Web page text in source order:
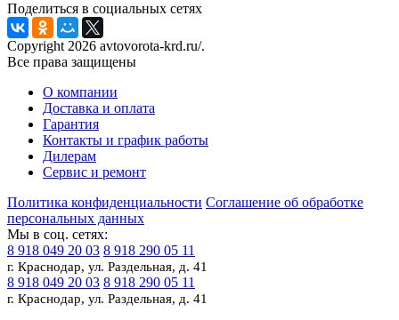
Поделиться в социальных сетях
Copyright 2026 avtovorota-krd.ru/.
Все права защищены
О компании
Доставка и оплата
Гарантия
Контакты и график работы
Дилерам
Сервис и ремонт
Политика конфиденциальности Соглашение об обработке
персональных данных
Мы в соц. сетях:
8 918 049 20 03 8 918 290 05 11
г. Краснодар, ул. Раздельная, д. 41
8 918 049 20 03 8 918 290 05 11
г. Краснодар, ул. Раздельная, д. 41